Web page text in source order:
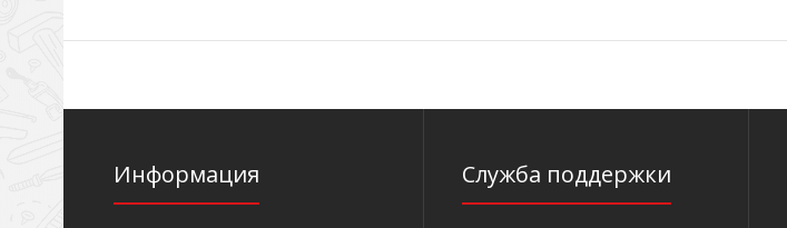
Информация Служба поддержки